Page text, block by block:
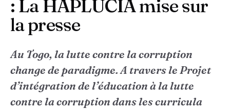
: La HAPLUCIA mise sur
la presse
Au Togo, la lutte contre la corruption
change de paradigme. A travers le Projet
d’intégration de l’éducation à la lutte
contre la corruption dans les curricula